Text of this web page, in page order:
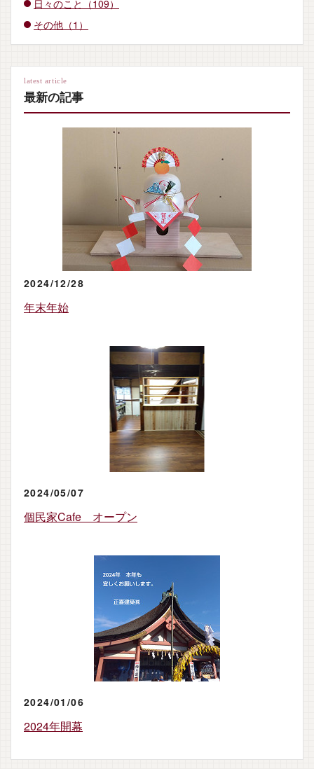
日々のこと（109）
その他（1）
latest article
最新の記事
2024/12/28
年末年始
2024/05/07
個民家Cafe オープン
2024/01/06
2024年開幕